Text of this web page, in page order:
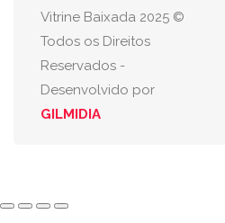
Vitrine Baixada 2025 ©
Todos os Direitos
Reservados -
Desenvolvido por
GILMIDIA